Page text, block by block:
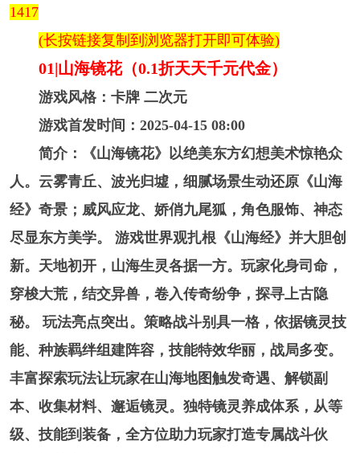
1417
(长按链接复制到浏览器打开即可体验)
01|山海镜花（0.1折天天千元代金）
游戏风格：卡牌 二次元
游戏首发时间：2025-04-15 08:00
简介：《山海镜花》以绝美东方幻想美术惊艳众
人。云雾青丘、波光归墟，细腻场景生动还原《山海
经》奇景；威风应龙、娇俏九尾狐，角色服饰、神态
尽显东方美学。 游戏世界观扎根《山海经》并大胆创
新。天地初开，山海生灵各据一方。玩家化身司命，
穿梭大荒，结交异兽，卷入传奇纷争，探寻上古隐
秘。 玩法亮点突出。策略战斗别具一格，依据镜灵技
能、种族羁绊组建阵容，技能特效华丽，战局多变。
丰富探索玩法让玩家在山海地图触发奇遇、解锁副
本、收集材料、邂逅镜灵。独特镜灵养成体系，从等
级、技能到装备，全方位助力玩家打造专属战斗伙